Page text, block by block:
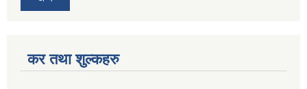
कर तथा शुल्कहरु